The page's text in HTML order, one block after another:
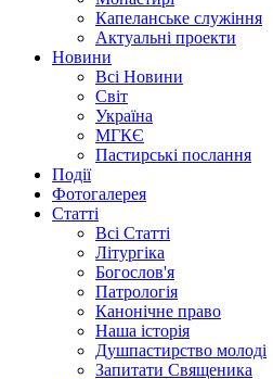
Капеланське служіння
Актуальні проекти
Новини
Всі Новини
Світ
Україна
МГКЄ
Пастирські послання
Події
Фотогалерея
Статті
Всі Статті
Літургіка
Богослов'я
Патрологія
Канонічне право
Наша історія
Душпастирство молоді
Запитати Священика